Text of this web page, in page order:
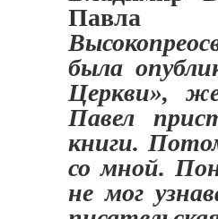
была
Церкви»,
Павел
книги.
со мной.
не мог